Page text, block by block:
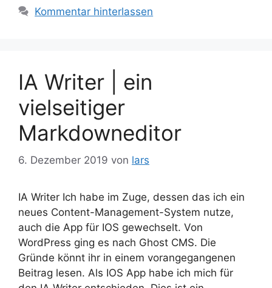
Kommentar hinterlassen
IA Writer | ein
vielseitiger
Markdowneditor
6. Dezember 2019 von lars
IA Writer Ich habe im Zuge, dessen das ich ein
neues Content-Management-System nutze,
auch die App für IOS gewechselt. Von
WordPress ging es nach Ghost CMS. Die
Gründe könnt ihr in einem vorangegangenen
Beitrag lesen. Als IOS App habe ich mich für